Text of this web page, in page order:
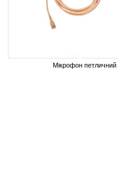
Мікрофон петличний